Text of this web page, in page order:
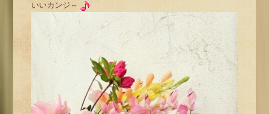
いいカンジ～